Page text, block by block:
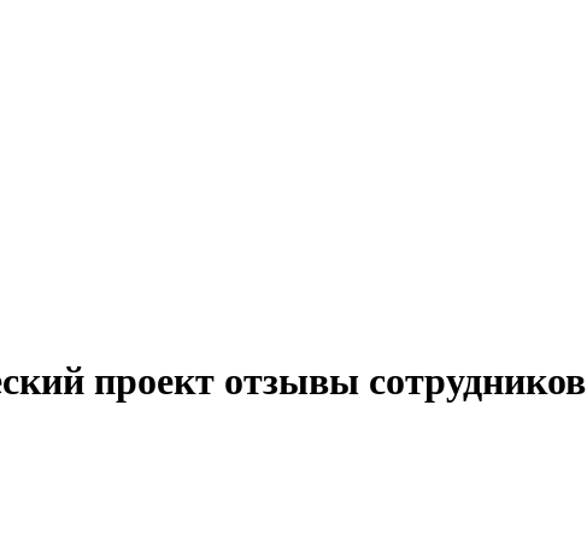
проект отзывы сотрудников